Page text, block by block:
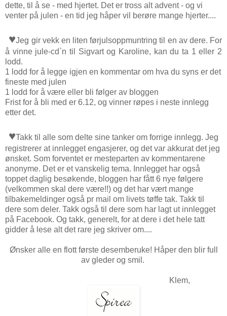
dette, til å se - med hjertet. Det er tross alt advent - og vi
venter på julen - en tid jeg håper vil berøre mange hjerter....
♥Jeg gir vekk en liten førjulsoppmuntring til en av dere. For
å vinne jule-cd`n til Sigvart og Karoline, kan du ta 1 eller 2
lodd.
1 lodd for å legge igjen en kommentar om hva du syns er det
fineste med julen
1 lodd for å være eller bli følger av bloggen
Frist for å bli med er 6.12, og vinner røpes i neste innlegg
etter det.
♥Takk til alle som delte sine tanker om forrige innlegg. Jeg
registrerer at innlegget engasjerer, og det var akkurat det jeg
ønsket. Som forventet er mesteparten av kommentarene
anonyme. Det er et vanskelig tema. Innlegget har også
toppet daglig besøkende, bloggen har fått 6 nye følgere
(velkommen skal dere være!!) og det har vært mange
tilbakemeldinger også pr mail om livets tøffe tak. Takk til
dere som deler. Takk også til dere som har lagt ut innlegget
på Facebook. Og takk, generelt, for at dere i det hele tatt
gidder å lese alt det rare jeg skriver om....
Ønsker alle en flott første desemberuke! Håper den blir full
av gleder og smil.
Klem,